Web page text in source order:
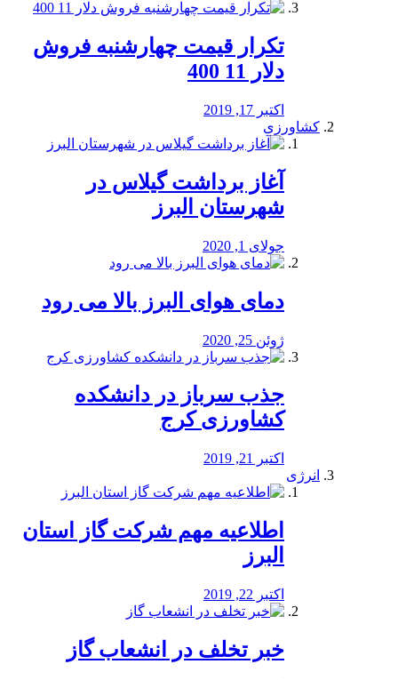
تکرار قیمت چهارشنبه فروش
دلار 11 400
اکتبر 17, 2019
کشاورزی
آغاز برداشت گیلاس در
شهرستان البرز
جولای 1, 2020
دمای هوای البرز بالا می رود
ژوئن 25, 2020
جذب سرباز در دانشکده
کشاورزی کرج
اکتبر 21, 2019
انرژی
️اطلاعیه مهم شرکت گاز استان
البرز
اکتبر 22, 2019
خبر تخلف در انشعاب گاز